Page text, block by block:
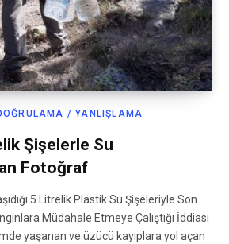
/ YANLIŞLAMA
Şişelerle Su
Fotoğraf
5 Litrelik Plastik Su Şişeleriyle Son
Müdahale Etmeye Çalıştığı İddiası
yaşanan ve üzücü kayıplara yol açan